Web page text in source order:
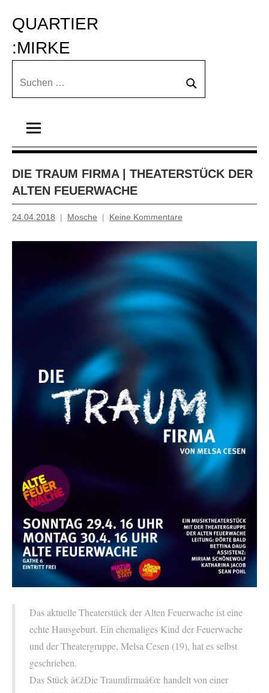
Inhalt
springen
QUARTIER
:MIRKE
Suchen
Suchen
DIE TRAUM FIRMA | THEATERSTÜCK DER
ALTEN FEUERWACHE
24.04.2018 Mosche Keine Kommentare
Das aktuelle Theaterstück der Alten Feuerwache ist eine
echte Hausgeburt. Ein ehemaliges Kind der Feuerwache
und der Theatergruppe, Melsa Cesen (19), hat es selbst
geschrieben.
Das Stück â€žDie Traumfirmaâ€œ handelt von einer